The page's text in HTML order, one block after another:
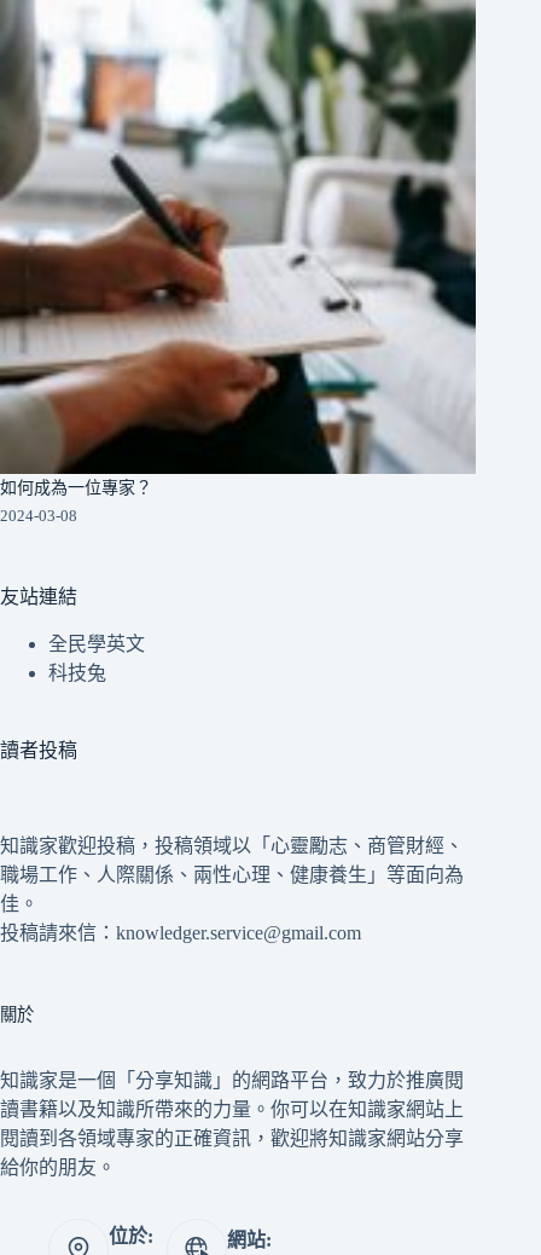
如何成為一位專家？
2024-03-08
友站連結
全民學英文
科技兔
讀者投稿
知識家歡迎投稿，投稿領域以「心靈勵志、商管財經、
職場工作、人際關係、兩性心理、健康養生」等面向為
佳。
投稿請來信：knowledger.service@gmail.com
關於
知識家是一個「分享知識」的網路平台，致力於推廣閱
讀書籍以及知識所帶來的力量。你可以在知識家網站上
閱讀到各領域專家的正確資訊，歡迎將知識家網站分享
給你的朋友。
位於:
網站: